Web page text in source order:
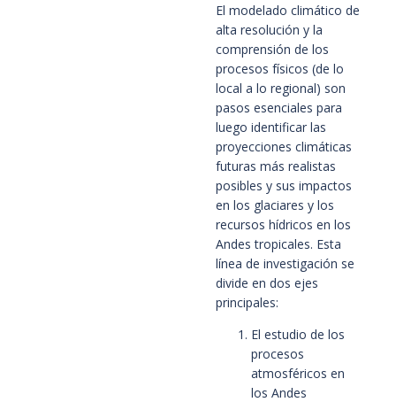
El modelado climático de
alta resolución y la
comprensión de los
procesos físicos (de lo
local a lo regional) son
pasos esenciales para
luego identificar las
proyecciones climáticas
futuras más realistas
posibles y sus impactos
en los glaciares y los
recursos hídricos en los
Andes tropicales. Esta
línea de investigación se
divide en dos ejes
principales:
El estudio de los
procesos
atmosféricos en
los Andes